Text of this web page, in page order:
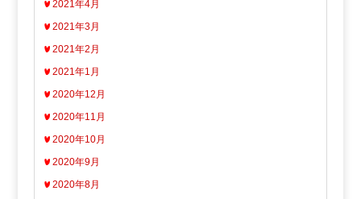
2021年4月
2021年3月
2021年2月
2021年1月
2020年12月
2020年11月
2020年10月
2020年9月
2020年8月